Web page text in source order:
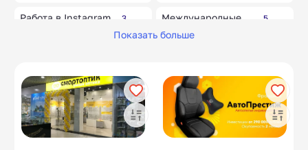
Работа в Instagram 3
Международные
5
Мебельные 37 Вок-лапша 10
Джинсы 13 Ставки, букмекеры 10
Показать больше